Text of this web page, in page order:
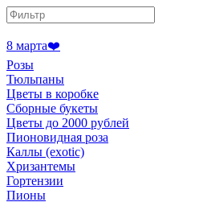
8 марта❤️
Розы
Тюльпаны
Цветы в коробке
Сборные букеты
Цветы до 2000 рублей
Пионовидная роза
Каллы (exotic)
Хризантемы
Гортензии
Пионы